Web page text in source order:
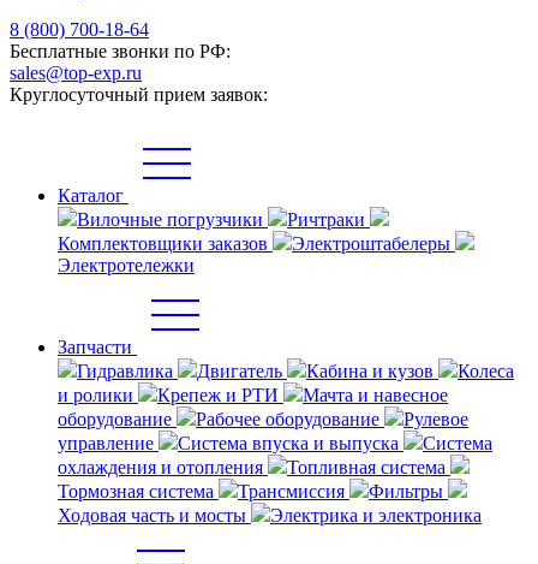
8 (800) 700-18-64
Бесплатные звонки по РФ:
sales@top-exp.ru
Круглосуточный прием заявок:
Каталог
Вилочные погрузчики
Ричтраки
Комплектовщики заказов
Электроштабелеры
Электротележки
Запчасти
Гидравлика
Двигатель Кабина и кузов
Колеса
и ролики
Крепеж и РТИ
Мачта и навесное
оборудование
Рабочее оборудование
Рулевое
управление
Система впуска и выпуска
Система
охлаждения и отопления
Топливная система
Тормозная система
Трансмиссия
Фильтры
Ходовая часть и мосты
Электрика и электроника